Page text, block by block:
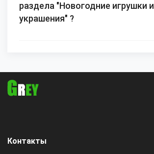
раздела "Новогодние игрушки и
украшения" ?
Контакты